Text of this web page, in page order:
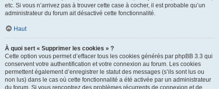
etc. Si vous n’arrivez pas à trouver cette case à cocher, il est probable qu’un
administrateur du forum ait désactivé cette fonctionnalité.
Haut
À quoi sert « Supprimer les cookies » ?
Cette option vous permet d’effacer tous les cookies générés par phpBB 3.3 qui
conservent votre authentification et votre connexion au forum. Les cookies
permettent également d’enregistrer le statut des messages (s’ils sont lus ou
non lus) dans le cas où cette fonctionnalité a été activée par un administrateur
du forum. Si vous rencontrez des problèmes récurrents de connexion et de